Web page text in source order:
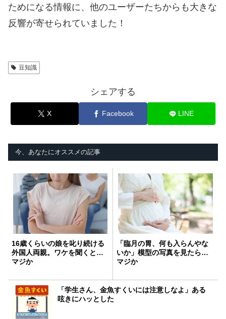
ためになる情報に、他のユーザーたちからも大きな
反響が寄せられていました！
豆知識
シェアする
X Facebook LINE
今、あなたにオススメの記事
16歳くらいの娘を叱り続ける
外国人両親。ワケを聞くと…
マジか
「臨月の胃、何も入らんやな
いか」模型の写真を見たら…
マジか
「学生さん、金魚すくいには注意しなよ」ある
呟きにハッとした